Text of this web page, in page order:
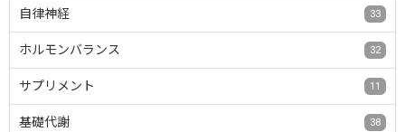
自律神経 33
ホルモンバランス 32
サプリメント 11
基礎代謝 38